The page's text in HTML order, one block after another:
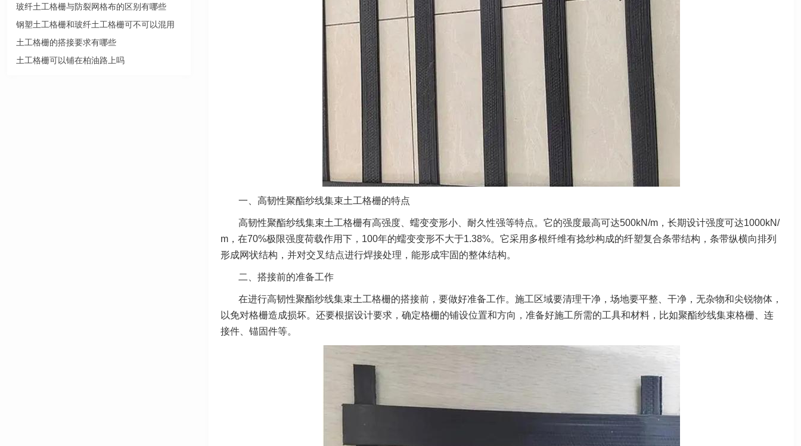
一、高韧性聚酯纱线集束土工格栅的特点
高韧性聚酯纱线集束土工格栅有高强度、蠕变变形小、耐久性强等特点。它的强度最高可达500kN/m，长期设计强度可达1000kN/
m，在70%极限强度荷载作用下，100年的蠕变变形不大于1.38%。它采用多根纤维有捻纱构成的纤塑复合条带结构，条带纵横向排列
形成网状结构，并对交叉结点进行焊接处理，能形成牢固的整体结构。
二、搭接前的准备工作
在进行高韧性聚酯纱线集束土工格栅的搭接前，要做好准备工作。施工区域要清理干净，场地要平整、干净，无杂物和尖锐物体，
以免对格栅造成损坏。还要根据设计要求，确定格栅的铺设位置和方向，准备好施工所需的工具和材料，比如聚酯纱线集束格栅、连
接件、锚固件等。
玻纤土工格栅与防裂网格布的区别有哪些
钢塑土工格栅和玻纤土工格栅可不可以混用
土工格栅的搭接要求有哪些
土工格栅可以铺在柏油路上吗